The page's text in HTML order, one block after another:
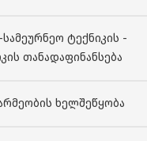
ტექნიკის -
თანადაფინანსება
ხელშეწყობა